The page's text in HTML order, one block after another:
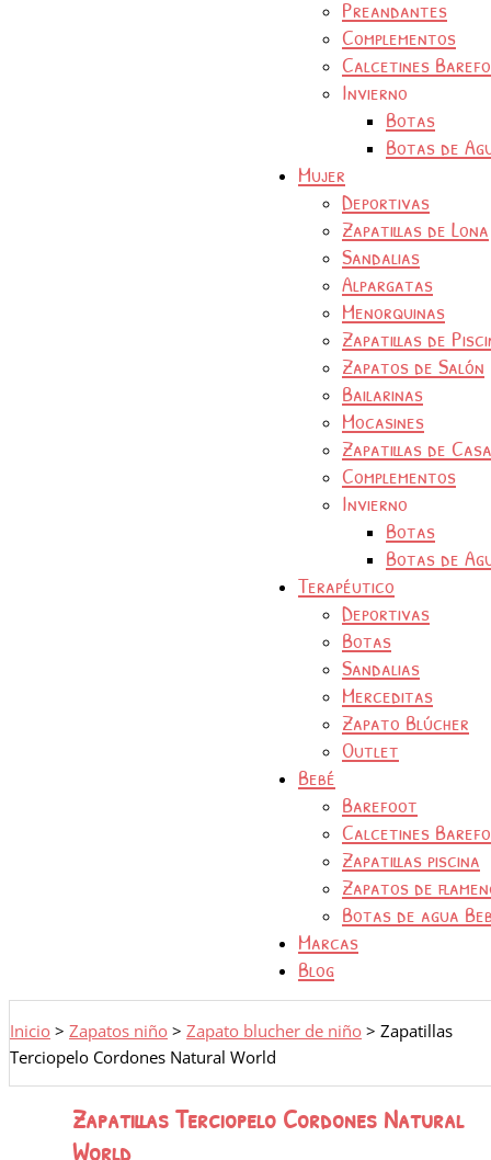
Preandantes
Complementos
Calcetines
Invierno
Botas
Botas de
Mujer
Deportivas
Zapatillas de Lona
Sandalias
Alpargatas
Menorquinas
Zapatillas de
Zapatos de Salón
Bailarinas
Mocasines
Zapatillas de Casa
Complementos
Invierno
Botas
Botas de
Terapéutico
Deportivas
Botas
Sandalias
Merceditas
Zapato Blúcher
Outlet
Bebé
Barefoot
Calcetines
Zapatillas piscina
Zapatos de
Botas de agua
Marcas
Blog
Inicio > Zapatos niño > Zapato blucher de niño > Zapatillas
Terciopelo Cordones Natural World
Zapatillas Terciopelo Cordones Natural
World